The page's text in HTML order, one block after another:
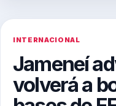
INTERNACIONAL
Jameneí
volverá a